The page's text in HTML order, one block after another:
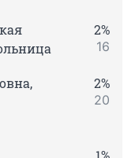
2%
16
2%
20